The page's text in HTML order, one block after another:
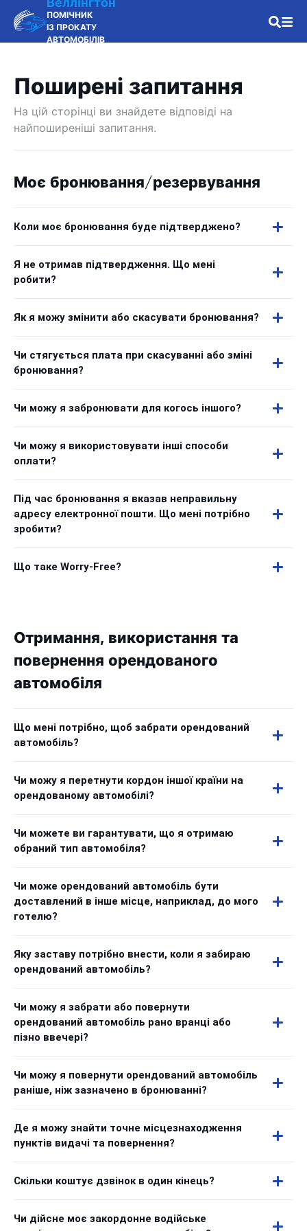
ПОМІЧНИК
ІЗ ПРОКАТУ
АВТОМОБІЛІВ
Поширені запитання
На цій сторінці ви знайдете відповіді на
найпоширеніші запитання.
Моє бронювання/резервування
Коли моє бронювання буде підтверджено?
Я не отримав підтвердження. Що мені
робити?
Як я можу змінити або скасувати бронювання?
Чи стягується плата при скасуванні або зміні
бронювання?
Чи можу я забронювати для когось іншого?
Чи можу я використовувати інші способи
оплати?
Під час бронювання я вказав неправильну
адресу електронної пошти. Що мені потрібно
зробити?
Що таке Worry-Free?
Отримання, використання та
повернення орендованого
автомобіля
Що мені потрібно, щоб забрати орендований
автомобіль?
Чи можу я перетнути кордон іншої країни на
орендованому автомобілі?
Чи можете ви гарантувати, що я отримаю
обраний тип автомобіля?
Чи може орендований автомобіль бути
доставлений в інше місце, наприклад, до мого
готелю?
Яку заставу потрібно внести, коли я забираю
орендований автомобіль?
Чи можу я забрати або повернути
орендований автомобіль рано вранці або
пізно ввечері?
Чи можу я повернути орендований автомобіль
раніше, ніж зазначено в бронюванні?
Де я можу знайти точне місцезнаходження
пунктів видачі та повернення?
Скільки коштує дзвінок в один кінець?
Чи дійсне моє закордонне водійське